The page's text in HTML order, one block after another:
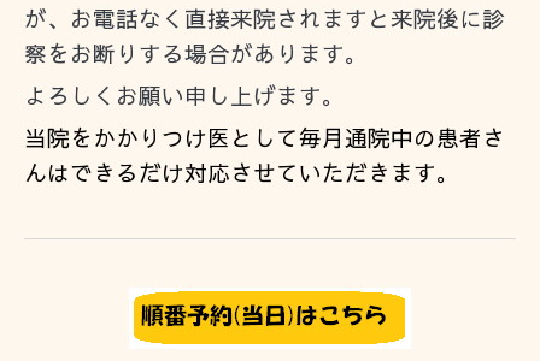
が、お電話なく直接来院されますと来院後に診
察をお断りする場合があります。
よろしくお願い申し上げます。
当院をかかりつけ医として毎月通院中の患者さ
んはできるだけ対応させていただきます。